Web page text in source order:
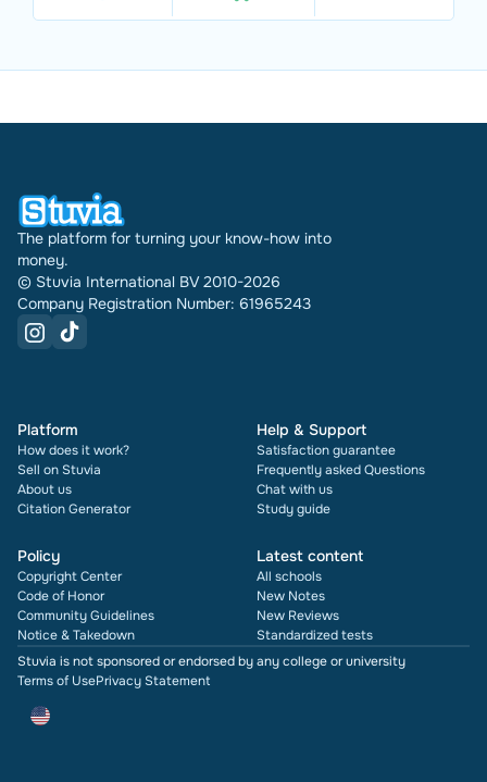
The platform for turning your know-how into
money.
© Stuvia International BV 2010-2026
Company Registration Number: 61965243
Platform
How does it work?
Sell on Stuvia
About us
Citation Generator
Help & Support
Satisfaction guarantee
Frequently asked Questions
Chat with us
Study guide
Policy
Copyright Center
Code of Honor
Community Guidelines
Notice & Takedown
Latest content
All schools
New Notes
New Reviews
Standardized tests
Stuvia is not sponsored or endorsed by any college or university
Terms of UsePrivacy Statement